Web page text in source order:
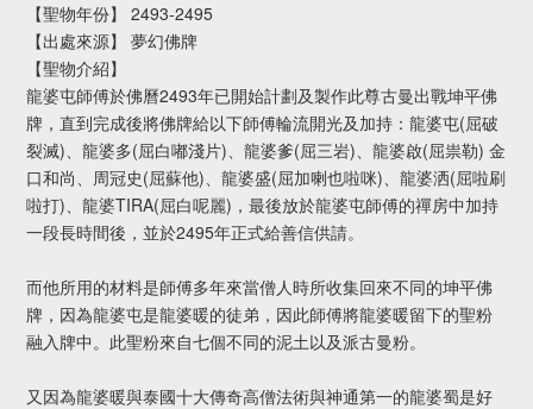
【聖物年份】 2493-2495
【出處來源】 夢幻佛牌
【聖物介紹】
龍婆屯師傅於佛曆2493年已開始計劃及製作此尊古曼出戰坤平佛
牌，直到完成後將佛牌給以下師傅輪流開光及加持：龍婆屯(屈破
裂滅)、龍婆多(屈白嘟淺片)、龍婆爹(屈三岩)、龍婆啟(屈祟勒) 金
口和尚、周冠史(屈蘇他)、龍婆盛(屈加喇也啦咪)、龍婆洒(屈啦刷
啦打)、龍婆TIRA(屈白呢麗)，最後放於龍婆屯師傅的禪房中加持
一段長時間後，並於2495年正式給善信供請。
而他所用的材料是師傅多年來當僧人時所收集回來不同的坤平佛
牌，因為龍婆屯是龍婆暖的徒弟，因此師傅將龍婆暖留下的聖粉
融入牌中。此聖粉來自七個不同的泥土以及派古曼粉。
又因為龍婆暖與泰國十大傳奇高僧法術與神通第一的龍婆蜀是好